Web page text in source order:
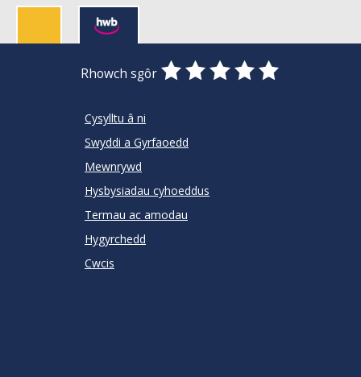
Rhowch sgôr
0
Stars
1
Star
2
Stars
3
Stars
4
Stars
5
Stars
Cysylltu â ni
Swyddi a Gyrfaoedd
Mewnrywd
Hysbysiadau cyhoeddus
Termau ac amodau
Hygyrchedd
Cwcis